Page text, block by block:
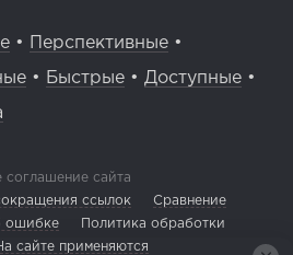
• Перспективные •
• Быстрые • Доступные •
соглашение сайта
ссылок
Сравнение
ошибке
Политика обработки
сайте применяются